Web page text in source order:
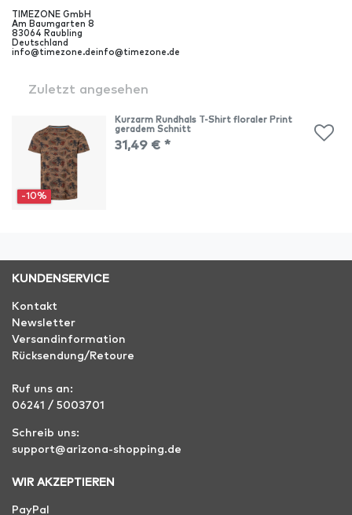
TIMEZONE GmbH
Am Baumgarten 8
83064 Raubling
Deutschland
info@timezone.deinfo@timezone.de
Zuletzt angesehen
-10%
Kurzarm Rundhals T-Shirt floraler Print
geradem Schnitt
31,49 € *
KUNDENSERVICE
Kontakt
Newsletter
Versandinformation
Rücksendung/Retoure
Ruf uns an:
06241 / 5003701
Schreib uns:
support@arizona-shopping.de
WIR AKZEPTIEREN
PayPal